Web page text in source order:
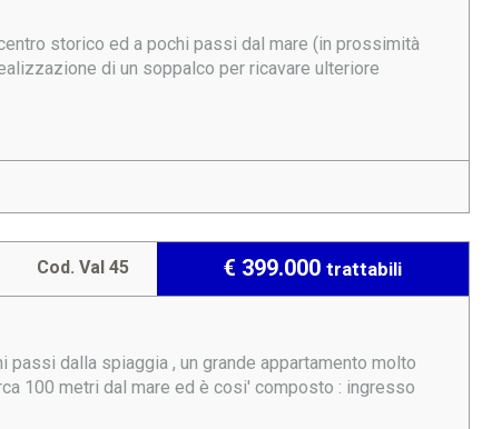
storico ed a pochi passi dal mare (in prossimità
di un soppalco per ricavare ulteriore
€ 399.000trattabili
Cod. Val 45
passi dalla spiaggia , un grande appartamento molto
100 metri dal mare ed è cosi' composto : ingresso